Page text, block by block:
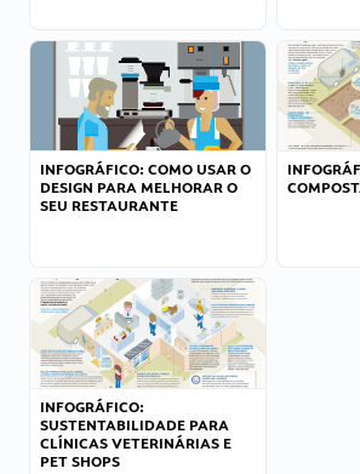
INFOGRÁFICO: COMO USAR O
DESIGN PARA MELHORAR O
SEU RESTAURANTE
INFOGRÁFICO:
SUSTENTABILIDADE PARA
CLÍNICAS VETERINÁRIAS E
PET SHOPS